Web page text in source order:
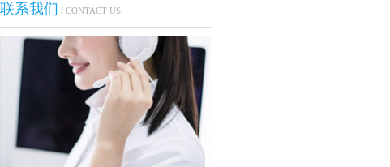
联系我们 / CONTACT US